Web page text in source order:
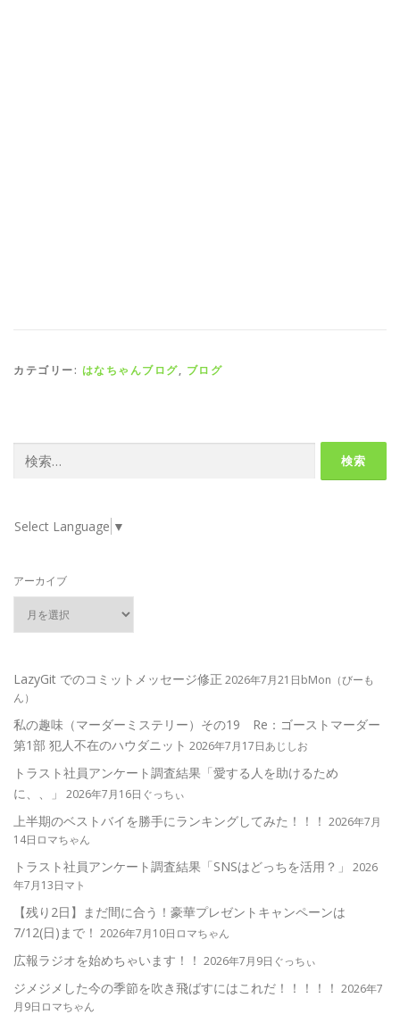
カテゴリー: はなちゃんブログ, ブログ
索:
Select Language ▼
アーカイブ
LazyGit でのコミットメッセージ修正 2026年7月21日bMon（びーも
ん）
私の趣味（マーダーミステリー）その19 Re：ゴーストマーダー
第1部 犯人不在のハウダニット 2026年7月17日あじしお
トラスト社員アンケート調査結果「愛する人を助けるため
に、、」
2026年7月16日ぐっちぃ
上半期のベストバイを勝手にランキングしてみた！！！ 2026年7月
14日ロマちゃん
トラスト社員アンケート調査結果「SNSはどっちを活用？」
2026
年7月13日マト
【残り2日】まだ間に合う！豪華プレゼントキャンペーンは
7/12(日)まで！ 2026年7月10日ロマちゃん
広報ラジオを始めちゃいます！！ 2026年7月9日ぐっちぃ
ジメジメした今の季節を吹き飛ばすにはこれだ！！！！！ 2026年7
月9日ロマちゃん